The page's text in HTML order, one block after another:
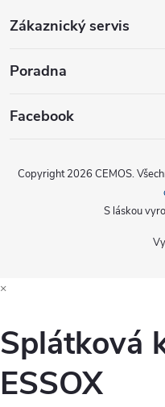
Zákaznický servis
Poradna
Facebook
Copyright 2026 CEMOS.
S láskou
×
Splátková
ESSOX